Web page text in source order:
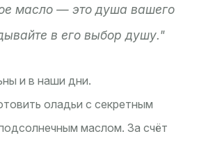
масло — это душа вашего
в его выбор душу."
и в наши дни.
оладьи с секретным
маслом. За счёт